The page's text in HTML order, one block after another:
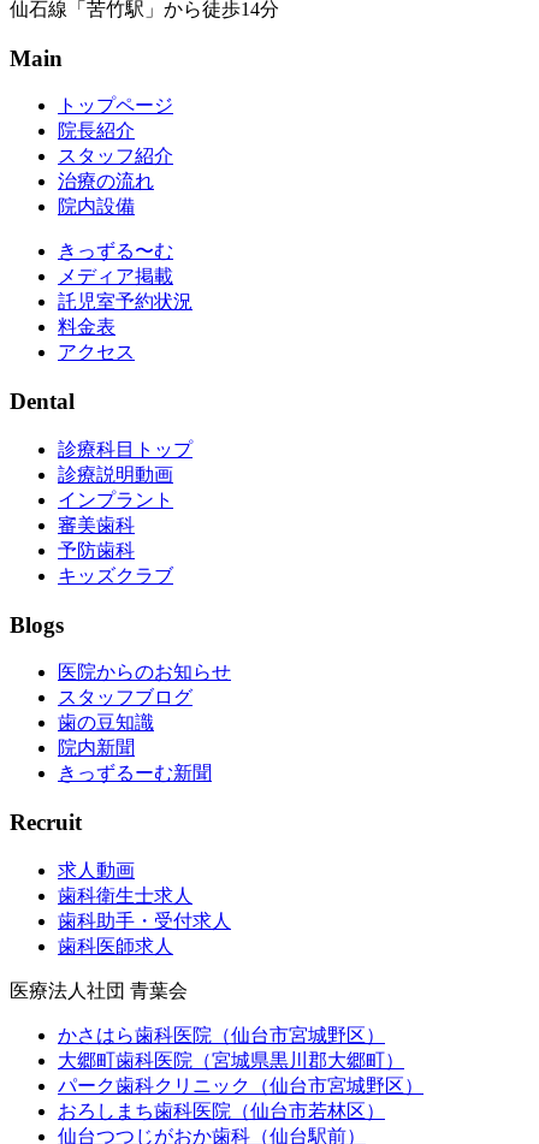
仙石線「苦竹駅」から徒歩14分
Main
トップページ
院長紹介
スタッフ紹介
治療の流れ
院内設備
きっずる〜む
メディア掲載
託児室予約状況
料金表
アクセス
Dental
診療科目トップ
診療説明動画
インプラント
審美歯科
予防歯科
キッズクラブ
Blogs
医院からのお知らせ
スタッフブログ
歯の豆知識
院内新聞
きっずるーむ新聞
Recruit
求人動画
歯科衛生士求人
歯科助手・受付求人
歯科医師求人
医療法人社団 青葉会
かさはら歯科医院（仙台市宮城野区）
大郷町歯科医院（宮城県黒川郡大郷町）
パーク歯科クリニック（仙台市宮城野区）
おろしまち歯科医院（仙台市若林区）
仙台つつじがおか歯科（仙台駅前）